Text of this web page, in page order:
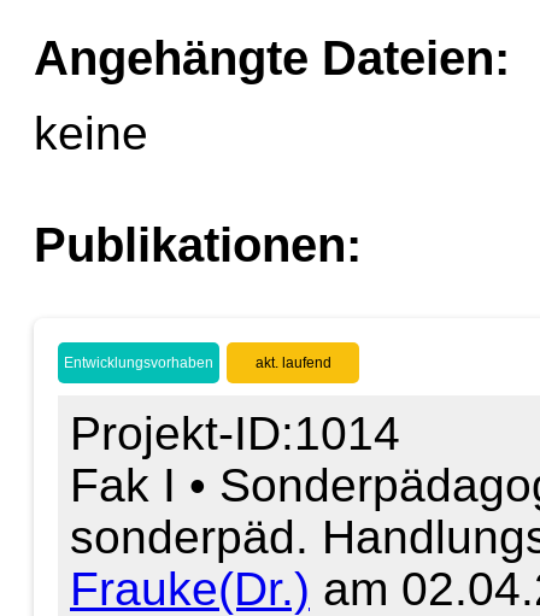
Angehängte Dateien:
keine
Publikationen:
Entwicklungsvorhaben akt. laufend
Projekt-ID:1014
Fak I •
sonderpäd.
Frauke(Dr.) am